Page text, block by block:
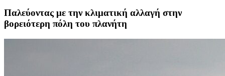
Παλεύοντας με την κλιματική αλλαγή στην
βορειότερη πόλη του πλανήτη